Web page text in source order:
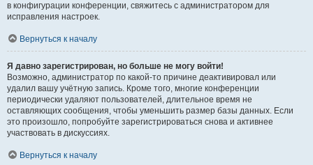
в конфигурации конференции, свяжитесь с администратором для
исправления настроек.
Вернуться к началу
Я давно зарегистрирован, но больше не могу войти!
Возможно, администратор по какой-то причине деактивировал или
удалил вашу учётную запись. Кроме того, многие конференции
периодически удаляют пользователей, длительное время не
оставляющих сообщения, чтобы уменьшить размер базы данных. Если
это произошло, попробуйте зарегистрироваться снова и активнее
участвовать в дискуссиях.
Вернуться к началу